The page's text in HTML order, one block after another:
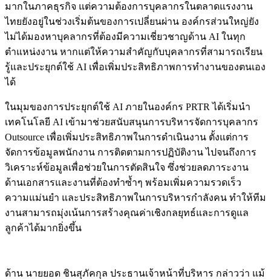
มากในภาคธุรกิจ แต่ความต้องการบุคลากรในตลาดแรงงาน
ไทยยังอยู่ในช่วงเริ่มต้นของการเปลี่ยนผ่าน องค์กรส่วนใหญ่ยัง
ไม่ได้มองหาบุคลากรที่ต้องมีความเชี่ยวชาญด้าน AI ในทุก
ตำแหน่งงาน หากแต่ให้ความสำคัญกับบุคลากรที่สามารถเรียน
รู้และประยุกต์ใช้ AI เพื่อเพิ่มประสิทธิภาพการทำงานของตนเอง
ได้
ในมุมของการประยุกต์ใช้ AI ภายในองค์กร PRTR ได้เริ่มนำ
เทคโนโลยี AI เข้ามาช่วยสนับสนุนการบริหารจัดการบุคลากร
Outsource เพื่อเพิ่มประสิทธิภาพในการดำเนินงาน ตั้งแต่การ
จัดการข้อมูลพนักงาน การติดตามการปฏิบัติงาน ไปจนถึงการ
วิเคราะห์ข้อมูลเพื่อช่วยในการตัดสินใจ ซึ่งช่วยลดภาระงาน
ด้านเอกสารและงานที่ต้องทำซ้ำๆ พร้อมเพิ่มความรวดเร็ว
ความแม่นยำ และประสิทธิภาพในการบริหารกำลังคน ทำให้ทีม
งานสามารถมุ่งเน้นการสร้างคุณค่าเชิงกลยุทธ์และการดูแล
ลูกค้าได้มากยิ่งขึ้น
ด้าน นายยอด ชินสุภัคกุล ประธานเจ้าหน้าที่บริหาร กล่าวว่า แม้